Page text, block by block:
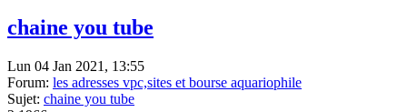
chaine you tube
Lun 04 Jan 2021, 13:55
Forum: les adresses vpc,sites et bourse aquariophile
Sujet: chaine you tube